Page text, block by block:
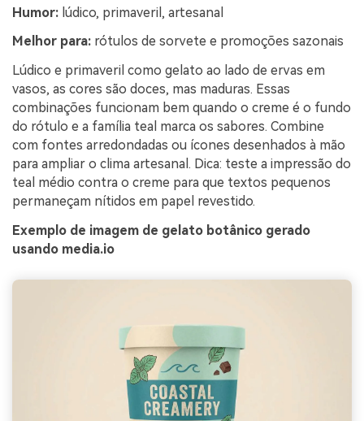
Humor: lúdico, primaveril, artesanal
Melhor para: rótulos de sorvete e promoções sazonais
Lúdico e primaveril como gelato ao lado de ervas em
vasos, as cores são doces, mas maduras. Essas
combinações funcionam bem quando o creme é o fundo
do rótulo e a família teal marca os sabores. Combine
com fontes arredondadas ou ícones desenhados à mão
para ampliar o clima artesanal. Dica: teste a impressão do
teal médio contra o creme para que textos pequenos
permaneçam nítidos em papel revestido.
Exemplo de imagem de gelato botânico gerado
usando media.io